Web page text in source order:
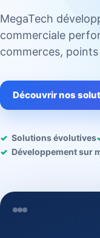
MegaTech
commerciale
commerces,
Découvrir nos
Solutions évolutives
Développement sur